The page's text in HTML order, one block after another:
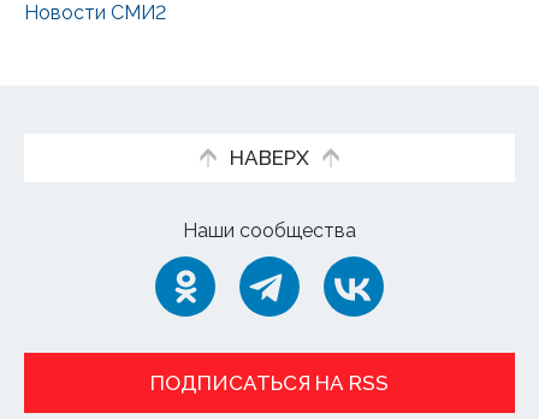
Новости СМИ2
НАВЕРХ
Наши сообщества
ПОДПИСАТЬСЯ НА RSS